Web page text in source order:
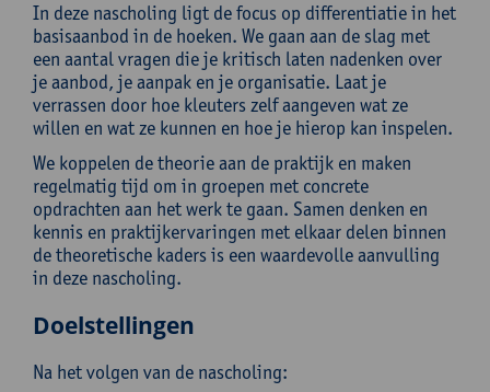
In deze nascholing ligt de focus op differentiatie in het
basisaanbod in de hoeken. We gaan aan de slag met
een aantal vragen die je kritisch laten nadenken over
je aanbod, je aanpak en je organisatie. Laat je
verrassen door hoe kleuters zelf aangeven wat ze
willen en wat ze kunnen en hoe je hierop kan inspelen.
We koppelen de theorie aan de praktijk en maken
regelmatig tijd om in groepen met concrete
opdrachten aan het werk te gaan. Samen denken en
kennis en praktijkervaringen met elkaar delen binnen
de theoretische kaders is een waardevolle aanvulling
in deze nascholing.
Doelstellingen
Na het volgen van de nascholing: